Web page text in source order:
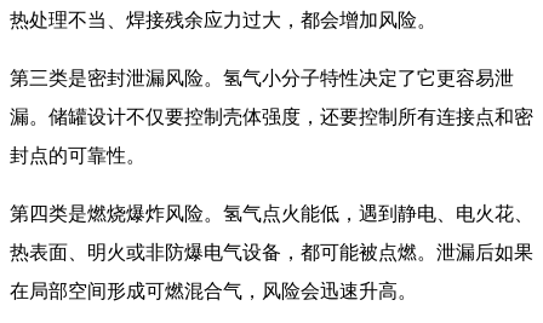
热处理不当、焊接残余应力过大，都会增加风险。
第三类是密封泄漏风险。氢气小分子特性决定了它更容易泄
漏。储罐设计不仅要控制壳体强度，还要控制所有连接点和密
封点的可靠性。
第四类是燃烧爆炸风险。氢气点火能低，遇到静电、电火花、
热表面、明火或非防爆电气设备，都可能被点燃。泄漏后如果
在局部空间形成可燃混合气，风险会迅速升高。